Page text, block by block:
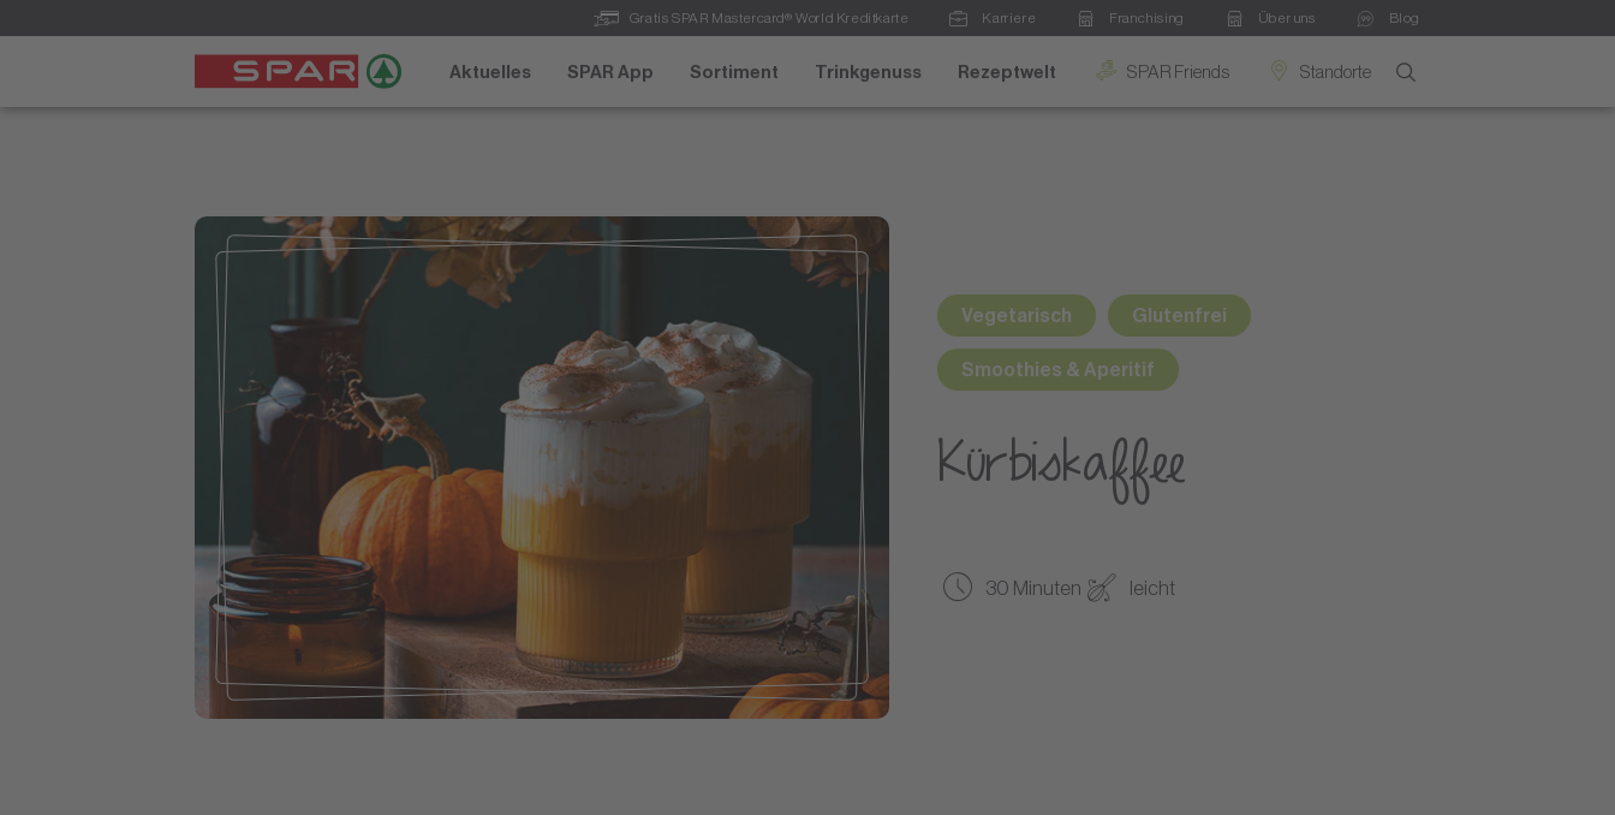
Gratis SPAR Mastercard® World Kreditkarte Karriere Franchising Über uns Blog
Aktuelles SPAR App Sortiment Trinkgenuss Rezeptwelt SPAR Friends Standorte
Vegetarisch Glutenfrei
Smoothies & Aperitif
Kürbiskaffee
30 Minuten leicht